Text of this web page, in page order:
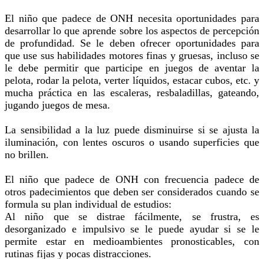
El niño que padece de ONH necesita oportunidades para
desarrollar lo que aprende sobre los aspectos de percepción
de profundidad. Se le deben ofrecer oportunidades para
que use sus habilidades motores finas y gruesas, incluso se
le debe permitir que participe en juegos de aventar la
pelota, rodar la pelota, verter líquidos, estacar cubos, etc. y
mucha práctica en las escaleras, resbaladillas, gateando,
jugando juegos de mesa.
La sensibilidad a la luz puede disminuirse si se ajusta la
iluminación, con lentes oscuros o usando superficies que
no brillen.
El niño que padece de ONH con frecuencia padece de
otros padecimientos que deben ser considerados cuando se
formula su plan individual de estudios:
Al niño que se distrae fácilmente, se frustra, es
desorganizado e impulsivo se le puede ayudar si se le
permite estar en medioambientes pronosticables, con
rutinas fijas y pocas distracciones.